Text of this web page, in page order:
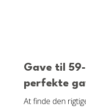
Gave til
perfekte
At finde den